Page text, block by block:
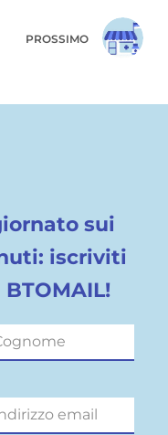
PROSSIMO
sui
iscriviti